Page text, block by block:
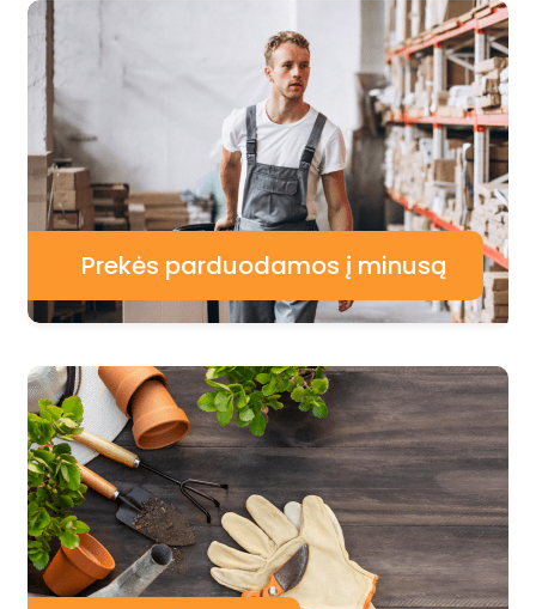
Prekės parduodamos į minusą